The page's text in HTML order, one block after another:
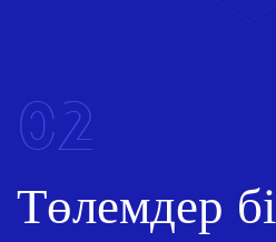
02
Төлемдер